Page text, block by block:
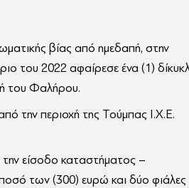
βίας από ημεδαπή, στην
του 2022 αφαίρεσε ένα (1)
του Φαλήρου.
την περιοχή της Τούμπας Ι.Χ.Ε.
είσοδο καταστήματος –
των (300) ευρώ και δύο φιάλες